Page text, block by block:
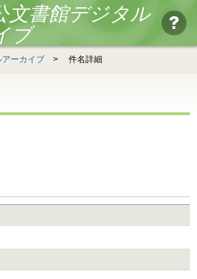
文書館デジタル
ブ
ーカイブ > 件名詳細